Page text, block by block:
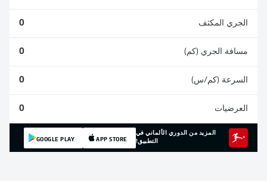
الجري المكثف 0
مسافة الجري (كم) 0
السرعة (كم/س) 0
العرضيات 0
المزيد من الدوري الألماني في
التطبيق!
APP STORE
GOOGLE PLAY